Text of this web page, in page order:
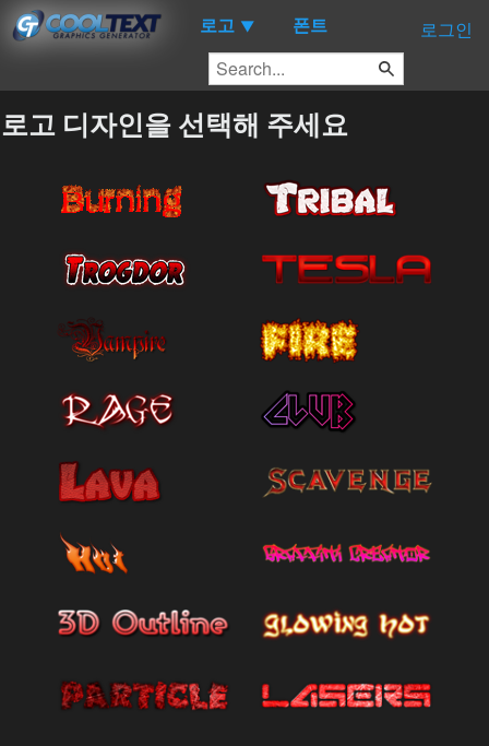
로고 ▼ 폰트 로그인
로고 디자인을 선택해 주세요